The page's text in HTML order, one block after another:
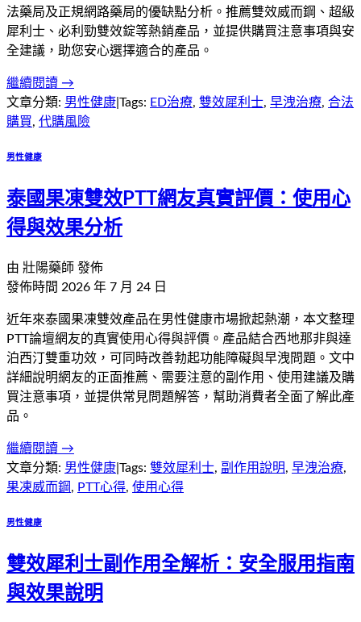
法藥局及正規網路藥局的優缺點分析。推薦雙效威而鋼、超級
犀利士、必利勁雙效錠等熱銷產品，並提供購買注意事項與安
全建議，助您安心選擇適合的產品。
繼續閱讀 →
文章分類: 男性健康 Tags: ED治療, 雙效犀利士, 早洩治療, 合法
購買, 代購風險
男性健康
泰國果凍雙效PTT網友真實評價：使用心
得與效果分析
由 壯陽藥師 發佈
發佈時間 2026 年 7 月 24 日
近年來泰國果凍雙效產品在男性健康市場掀起熱潮，本文整理
PTT論壇網友的真實使用心得與評價。產品結合西地那非與達
泊西汀雙重功效，可同時改善勃起功能障礙與早洩問題。文中
詳細說明網友的正面推薦、需要注意的副作用、使用建議及購
買注意事項，並提供常見問題解答，幫助消費者全面了解此產
品。
繼續閱讀 →
文章分類: 男性健康 Tags: 雙效犀利士, 副作用說明, 早洩治療,
果凍威而鋼, PTT心得, 使用心得
男性健康
雙效犀利士副作用全解析：安全服用指南
與效果說明